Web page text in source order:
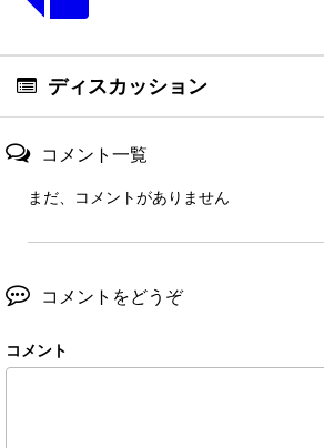
ディスカッション
コメント一覧
まだ、コメントがありません
コメントをどうぞ
コメント